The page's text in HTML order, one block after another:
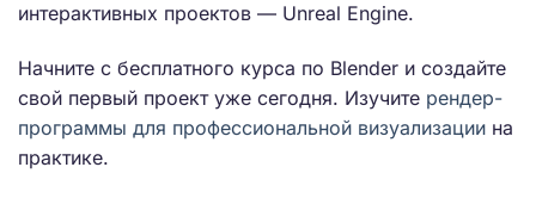
интерактивных проектов — Unreal Engine.
Начните с бесплатного курса по Blender и создайте
свой первый проект уже сегодня. Изучите рендер-
программы для профессиональной визуализации на
практике.